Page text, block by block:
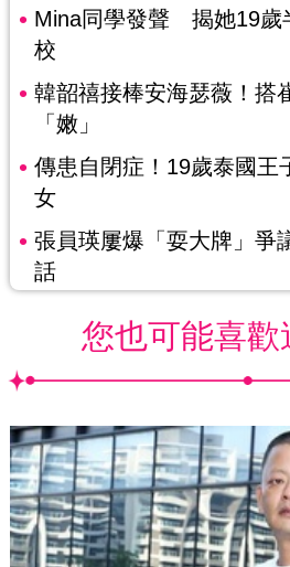
Mina同學發聲 揭她19歲
校
韓韶禧接棒安海瑟薇！搭
「嫩」
傳患自閉症！19歲泰國王
女
張員瑛屢爆「耍大牌」
話
您也可能喜歡